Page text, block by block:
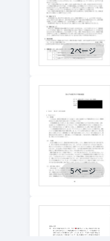
2ページ
5ページ